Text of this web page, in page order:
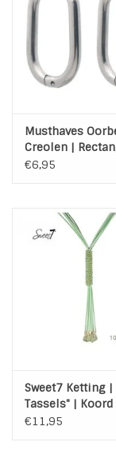
Musthaves
Creolen |
Stainless Steel
€6,95
Sweet7 Ketting |
Tassels" | Koord
Green
€11,95